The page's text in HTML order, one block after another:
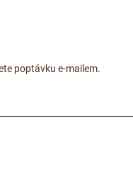
poptávku e-mailem.